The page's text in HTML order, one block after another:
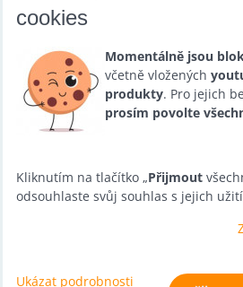
Půjčovna
Promotéři
Kurzy a setkání
Velkoobchod
Nabídka práce
cookies
Momentálně jsou
včetně vložených
produkty. Pro jejich
prosím povolte
Kliknutím na tlačítko „Přijmout
odsouhlaste svůj souhlas s jejich
Ukázat podrobnosti